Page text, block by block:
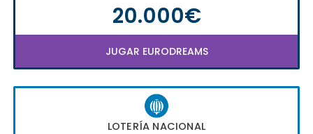
20.000€
JUGAR EURODREAMS
LOTERÍA NACIONAL